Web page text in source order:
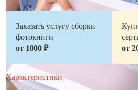
Заказать услугу сборки
фотокниги
от 1000 ₽
от
Характеристики